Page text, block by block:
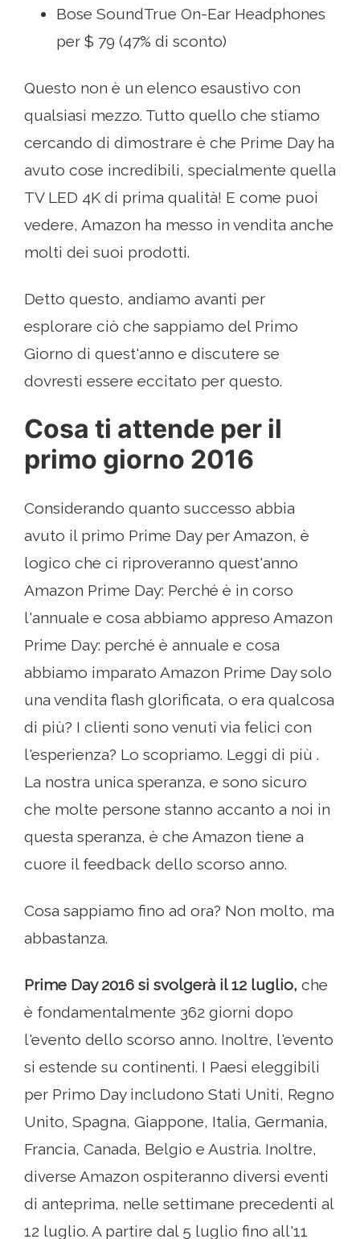
Bose SoundTrue On-Ear Headphones
per $ 79 (47% di sconto)
Questo non è un elenco esaustivo con
qualsiasi mezzo. Tutto quello che stiamo
cercando di dimostrare è che Prime Day ha
avuto cose incredibili, specialmente quella
TV LED 4K di prima qualità! E come puoi
vedere, Amazon ha messo in vendita anche
molti dei suoi prodotti.
Detto questo, andiamo avanti per
esplorare ciò che sappiamo del Primo
Giorno di quest'anno e discutere se
dovresti essere eccitato per questo.
Cosa ti attende per il
primo giorno 2016
Considerando quanto successo abbia
avuto il primo Prime Day per Amazon, è
logico che ci riproveranno quest'anno
Amazon Prime Day: Perché è in corso
l'annuale e cosa abbiamo appreso Amazon
Prime Day: perché è annuale e cosa
abbiamo imparato Amazon Prime Day solo
una vendita flash glorificata, o era qualcosa
di più? I clienti sono venuti via felici con
l'esperienza? Lo scopriamo. Leggi di più .
La nostra unica speranza, e sono sicuro
che molte persone stanno accanto a noi in
questa speranza, è che Amazon tiene a
cuore il feedback dello scorso anno.
Cosa sappiamo fino ad ora? Non molto, ma
abbastanza.
Prime Day 2016 si svolgerà il 12 luglio, che
è fondamentalmente 362 giorni dopo
l'evento dello scorso anno. Inoltre, l'evento
si estende su continenti. I Paesi eleggibili
per Primo Day includono Stati Uniti, Regno
Unito, Spagna, Giappone, Italia, Germania,
Francia, Canada, Belgio e Austria. Inoltre,
diverse Amazon ospiteranno diversi eventi
di anteprima, nelle settimane precedenti al
12 luglio. A partire dal 5 luglio fino all'11